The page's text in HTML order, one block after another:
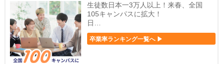
生徒数日本一3万人以上！来春、全国
105キャンパスに拡大！
日…
卒業率ランキング一覧へ ▶